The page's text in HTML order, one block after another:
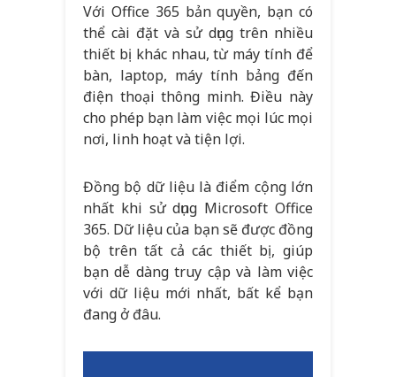
Với Office 365 bản quyền, bạn có
thể cài đặt và sử dụng trên nhiều
thiết bị khác nhau, từ máy tính để
bàn, laptop, máy tính bảng đến
điện thoại thông minh. Điều này
cho phép bạn làm việc mọi lúc mọi
nơi, linh hoạt và tiện lợi.
Đồng bộ dữ liệu là điểm cộng lớn
nhất khi sử dụng Microsoft Office
365. Dữ liệu của bạn sẽ được đồng
bộ trên tất cả các thiết bị, giúp
bạn dễ dàng truy cập và làm việc
với dữ liệu mới nhất, bất kể bạn
đang ở đâu.